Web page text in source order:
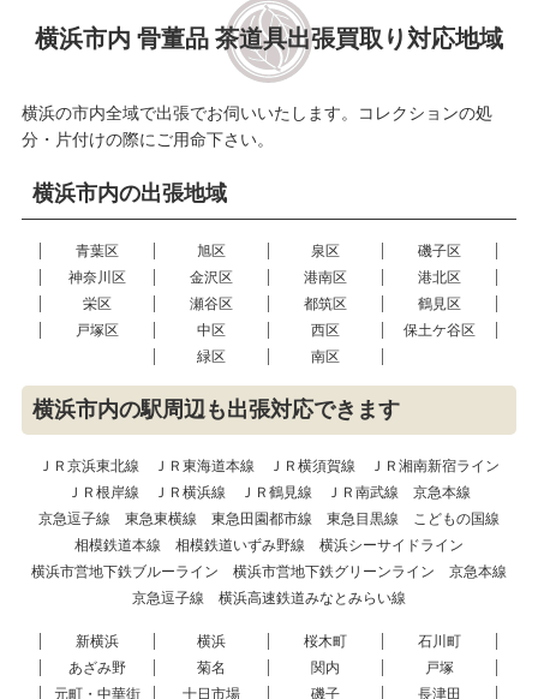
横浜市内 骨董品 茶道具出張買取り対応地域
横浜の市内全域で出張でお伺いいたします。コレクションの処
分・片付けの際にご用命下さい。
横浜市内の出張地域
青葉区 旭区 泉区
磯子区
神奈川区
金沢区 港南区
港北区
栄区
瀬谷区 都筑区
鶴見区
戸塚区
中区 西区
保土ケ谷区
緑区
南区
横浜市内の駅周辺も出張対応できます
ＪＲ京浜東北線 ＪＲ東海道本線 ＪＲ横須賀線
ＪＲ湘南新宿ライン
ＪＲ根岸線
ＪＲ横浜線 ＪＲ鶴見線 ＪＲ南武線
京急本線
京急逗子線
東急東横線 東急田園都市線 東急目黒線
こどもの国線
相模鉄道本線
相模鉄道いずみ野線
横浜シーサイドライン
横浜市営地下鉄ブルーライン
横浜市営地下鉄グリーンライン
京急本線
京急逗子線
横浜高速鉄道みなとみらい線
新横浜 横浜 桜木町
石川町
あざみ野
菊名 関内
戸塚
元町・中華街
十日市場 磯子 長津田